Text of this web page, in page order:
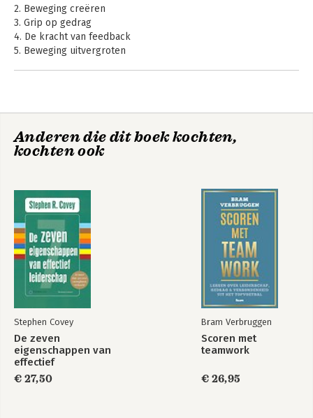
vanzelf worden opgepakt. In zijn
in de samenwerking en samen met zijn
Vaak wordt hij gevraagd om voor de
groep te staan omdat hij bijeenkomsten
2. Beweging creëren
3. Grip op gedrag
4. De kracht van feedback
5. Beweging uitvergroten
Anderen die dit boek kochten,
kochten ook
Stephen Covey
De zeven
eigenschappen van
effectief
leiderschap
€ 27,50
Bram Verbruggen
Scoren met
teamwork
€ 26,95